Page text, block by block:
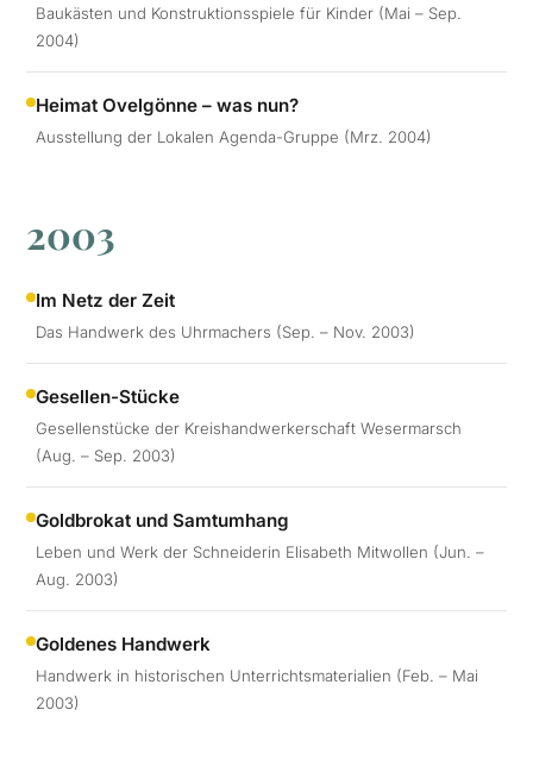
Baukästen und Konstruktionsspiele für Kinder (Mai – Sep.
2004)
Heimat Ovelgönne – was nun?
Ausstellung der Lokalen Agenda-Gruppe (Mrz. 2004)
2003
Im Netz der Zeit
Das Handwerk des Uhrmachers (Sep. – Nov. 2003)
Gesellen-Stücke
Gesellenstücke der Kreishandwerkerschaft Wesermarsch
(Aug. – Sep. 2003)
Goldbrokat und Samtumhang
Leben und Werk der Schneiderin Elisabeth Mitwollen (Jun. –
Aug. 2003)
Goldenes Handwerk
Handwerk in historischen Unterrichtsmaterialien (Feb. – Mai
2003)